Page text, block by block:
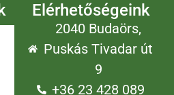
Elérhetőségeink
2040 Budaörs,
Puskás Tivadar út
9
+36 23 428 089